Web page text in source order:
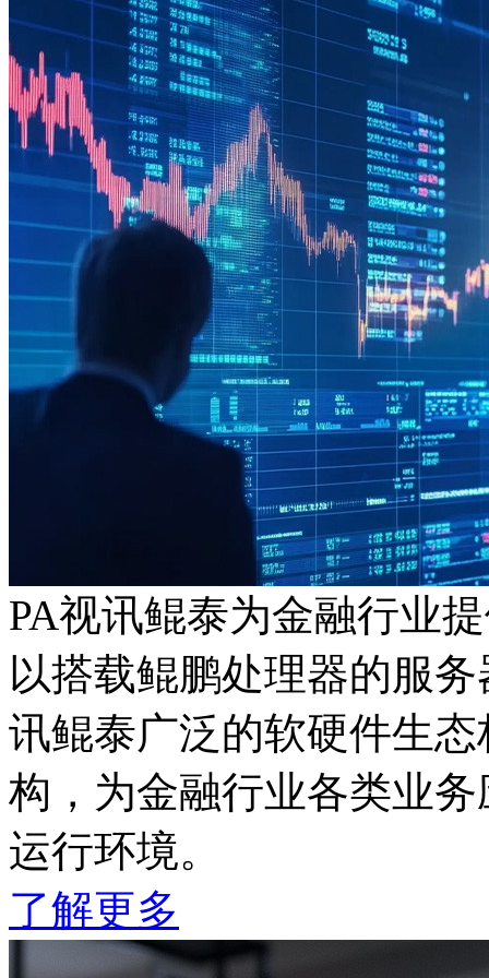
PA视讯鲲泰为金融行业
以搭载鲲鹏处理器的服务
讯鲲泰广泛的软硬件生
构，为金融行业各类业务
运行环境。
了解更多